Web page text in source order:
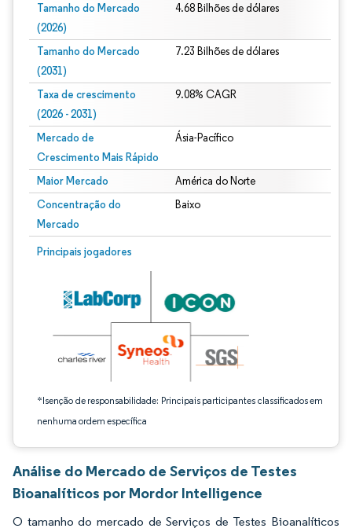
Tamanho do Mercado
(2026)
4.68 Bilhões de dólares
Tamanho do Mercado
(2031)
7.23 Bilhões de dólares
Taxa de crescimento
(2026 - 2031)
9.08% CAGR
Mercado de
Crescimento Mais Rápido
Ásia-Pacífico
Maior Mercado América do Norte
Concentração do
Mercado
Baixo
Principais jogadores
*Isenção de responsabilidade: Principais participantes classificados em
nenhuma ordem específica
Imagem © Mordor Intelligence. O reuso requer atribuição conforme CC BY 4.0.
Análise do Mercado de Serviços de Testes
Bioanalíticos por Mordor Intelligence
O tamanho do mercado de Serviços de Testes Bioanalíticos